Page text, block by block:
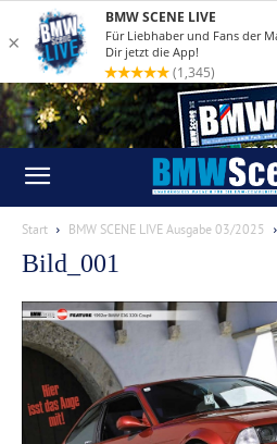
Start BMW SCENE LIVE Ausgabe 03/2025
Bild_001